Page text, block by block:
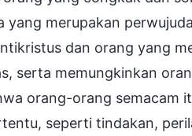
yang merupakan
dan orang yang
serta memungkinkan
orang-orang semacam
seperti tindakan,